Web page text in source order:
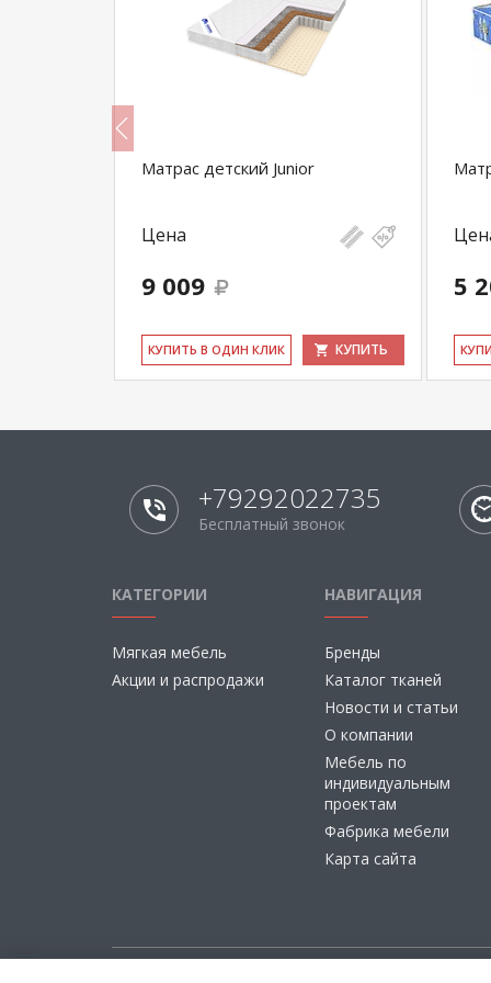
Матрас детский Junior
Цена
9 009
КУ­ПИТЬ В ОДИН КЛИК КУПИТЬ
5
+79292022735
Бесплатный звонок
КАТЕГОРИИ
Мягкая мебель
Акции и распродажи
НАВИГАЦИЯ
Бренды
Каталог тканей
Новости и статьи
О компании
Мебель по
индивидуальным
проектам
Фабрика мебели
Карта сайта